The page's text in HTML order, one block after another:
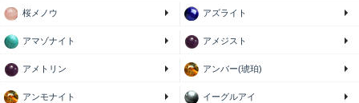
桜メノウ アズライト
アマゾナイト アメジスト
アメトリン アンバー(琥珀)
アンモナイト イーグルアイ